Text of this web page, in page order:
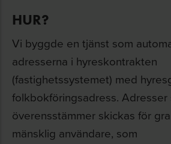
HUR?
Vi byggde en tjänst som
adresserna i hyreskontrakten
(fastighetssystemet) med
folkbokföringsadress. Adresser
överensstämmer skickas för
mänsklig användare, som